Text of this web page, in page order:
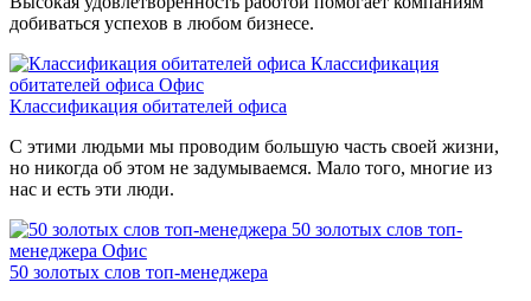
добиваться успехов в любом бизнесе.
Классификация
обитателей офиса Офис
Классификация обитателей офиса
С этими людьми мы проводим большую часть своей жизни,
но никогда об этом не задумываемся. Мало того, многие из
нас и есть эти люди.
50 золотых слов топ-
менеджера Офис
50 золотых слов топ-менеджера